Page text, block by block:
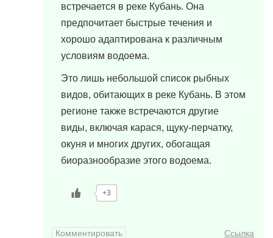
встречается в реке Кубань. Она
предпочитает быстрые течения и
хорошо адаптирована к различным
условиям водоема.
Это лишь небольшой список рыбных
видов, обитающих в реке Кубань. В этом
регионе также встречаются другие
виды, включая карася, щуку-перчатку,
окуня и многих других, обогащая
биоразнообразие этого водоема.
+3
Комментировать Ссылка